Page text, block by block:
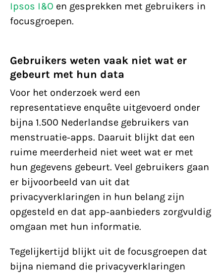
Ipsos I&O en gesprekken met gebruikers in
focusgroepen.
Gebruikers weten vaak niet wat er
gebeurt met hun data
Voor het onderzoek werd een
representatieve enquête uitgevoerd onder
bijna 1.500 Nederlandse gebruikers van
menstruatie-apps. Daaruit blijkt dat een
ruime meerderheid niet weet wat er met
hun gegevens gebeurt. Veel gebruikers gaan
er bijvoorbeeld van uit dat
privacyverklaringen in hun belang zijn
opgesteld en dat app-aanbieders zorgvuldig
omgaan met hun informatie.
Tegelijkertijd blijkt uit de focusgroepen dat
bijna niemand die privacyverklaringen